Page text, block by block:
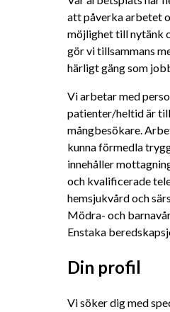
att påverka arbetet
möjlighet till nytänk
gör vi tillsammans
härligt gäng som
Vi arbetar med
patienter/heltid är
mångbesökare.
kunna förmedla
innehåller
och kvalificerade
hemsjukvård och
Mödra- och
Enstaka
Din profil
Vi söker dig med